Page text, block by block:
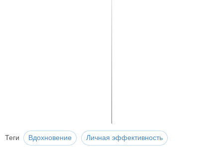
Теги Вдохновение Личная эффективность